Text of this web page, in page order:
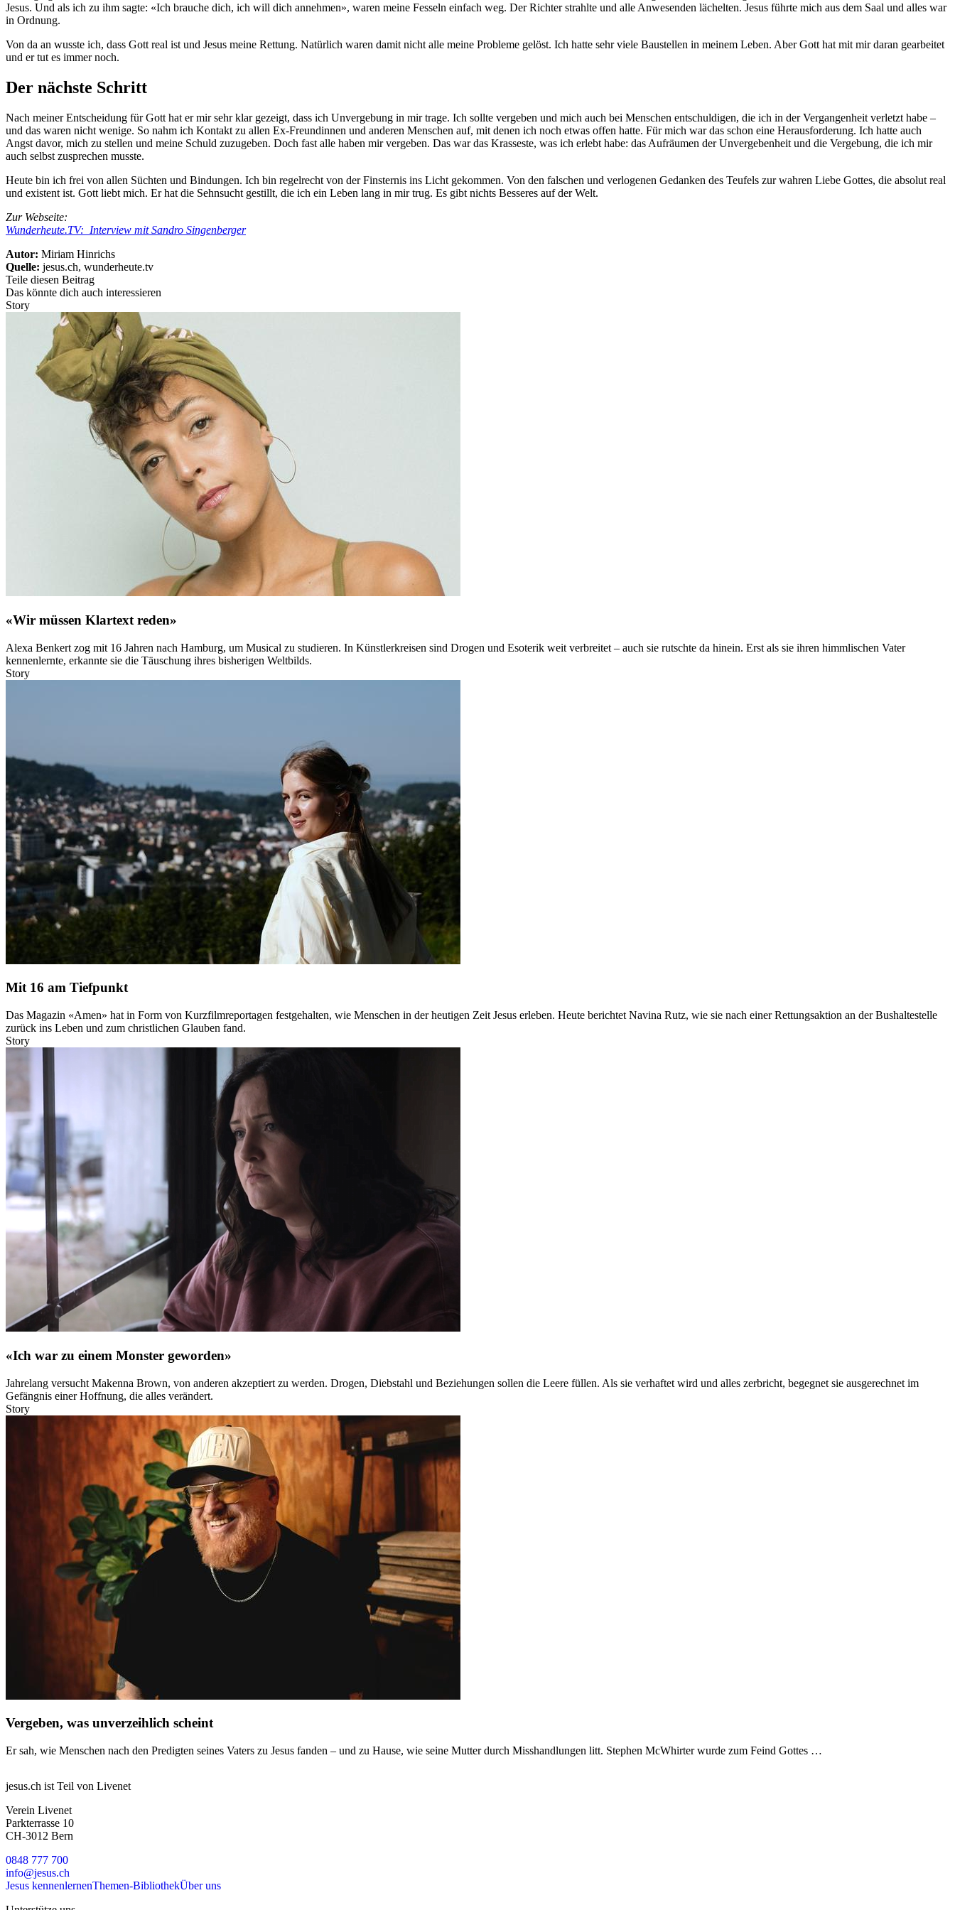
Jesus. Und als ich zu ihm sagte: «Ich brauche dich, ich will dich annehmen», waren meine Fesseln einfach weg. Der Richter strahlte und alle Anwesenden lächelten. Jesus führte mich aus dem Saal und alles war
in Ordnung.
Von da an wusste ich, dass Gott real ist und Jesus meine Rettung. Natürlich waren damit nicht alle meine Probleme gelöst. Ich hatte sehr viele Baustellen in meinem Leben. Aber Gott hat mit mir daran gearbeitet
und er tut es immer noch.
Der nächste Schritt
Nach meiner Entscheidung für Gott hat er mir sehr klar gezeigt, dass ich Unvergebung in mir trage. Ich sollte vergeben und mich auch bei Menschen entschuldigen, die ich in der Vergangenheit verletzt habe –
und das waren nicht wenige. So nahm ich Kontakt zu allen Ex-Freundinnen und anderen Menschen auf, mit denen ich noch etwas offen hatte. Für mich war das schon eine Herausforderung. Ich hatte auch
Angst davor, mich zu stellen und meine Schuld zuzugeben. Doch fast alle haben mir vergeben. Das war das Krasseste, was ich erlebt habe: das Aufräumen der Unvergebenheit und die Vergebung, die ich mir
auch selbst zusprechen musste.
Heute bin ich frei von allen Süchten und Bindungen. Ich bin regelrecht von der Finsternis ins Licht gekommen. Von den falschen und verlogenen Gedanken des Teufels zur wahren Liebe Gottes, die absolut real
und existent ist. Gott liebt mich. Er hat die Sehnsucht gestillt, die ich ein Leben lang in mir trug. Es gibt nichts Besseres auf der Welt.
Zur Webseite:
Wunderheute.TV: Interview mit Sandro Singenberger
Autor: Miriam Hinrichs
Quelle: jesus.ch, wunderheute.tv
Teile diesen Beitrag
Das könnte dich auch interessieren
Story
«Wir müssen Klartext reden»
Alexa Benkert zog mit 16 Jahren nach Hamburg, um Musical zu studieren. In Künstlerkreisen sind Drogen und Esoterik weit verbreitet – auch sie rutschte da hinein. Erst als sie ihren himmlischen Vater
kennenlernte, erkannte sie die Täuschung ihres bisherigen Weltbilds.
Story
Mit 16 am Tiefpunkt
Das Magazin «Amen» hat in Form von Kurzfilmreportagen festgehalten, wie Menschen in der heutigen Zeit Jesus erleben. Heute berichtet Navina Rutz, wie sie nach einer Rettungsaktion an der Bushaltestelle
zurück ins Leben und zum christlichen Glauben fand.
Story
«Ich war zu einem Monster geworden»
Jahrelang versucht Makenna Brown, von anderen akzeptiert zu werden. Drogen, Diebstahl und Beziehungen sollen die Leere füllen. Als sie verhaftet wird und alles zerbricht, begegnet sie ausgerechnet im
Gefängnis einer Hoffnung, die alles verändert.
Story
Vergeben, was unverzeihlich scheint
Er sah, wie Menschen nach den Predigten seines Vaters zu Jesus fanden – und zu Hause, wie seine Mutter durch Misshandlungen litt. Stephen McWhirter wurde zum Feind Gottes …
jesus.ch ist Teil von Livenet
Verein Livenet
Parkterrasse 10
CH-3012 Bern
0848 777 700
info@jesus.ch
Jesus kennenlernenThemen-BibliothekÜber uns